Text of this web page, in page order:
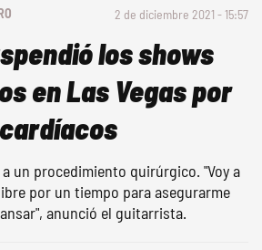
2 de diciembre 2021 - 15:57
los shows
en Las Vegas por
un procedimiento quirúrgico. "Voy a
por un tiempo para asegurarme
anunció el guitarrista.